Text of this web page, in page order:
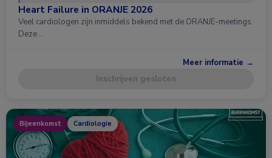
Heart Failure in ORANJE 2026
Veel cardiologen zijn inmiddels bekend met de ORANJE-meetings.
Deze …
Meer informatie →
Inschrijven gesloten
Bijeenkomst Cardiologie